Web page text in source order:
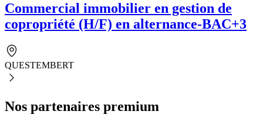
Commercial immobilier en gestion de
copropriété (H/F) en alternance-BAC+3
QUESTEMBERT
Nos partenaires premium